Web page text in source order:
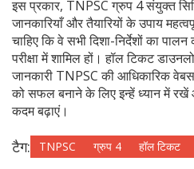
इस प्रकार, TNPSC ग्रुप 4 संयुक्त
जानकारियाँ और तैयारियों के उपाय
चाहिए कि वे सभी दिशा-निर्देशों का
परीक्षा में शामिल हों। हॉल टिकट
जानकारी TNPSC की आधिकारिक
को सफल बनाने के लिए इन्हें ध्यान में रखें
कदम बढ़ाएं।
टैग: TNPSC ग्रुप 4 हॉल टिकट